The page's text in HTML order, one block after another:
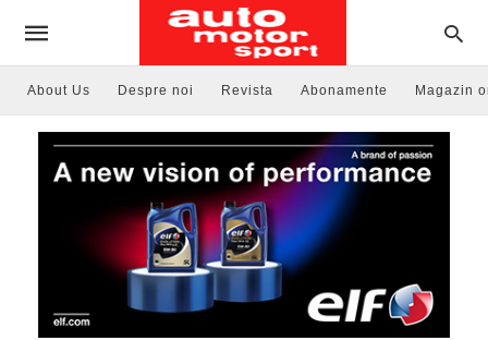
About Us Despre noi Revista Abonamente Magazin